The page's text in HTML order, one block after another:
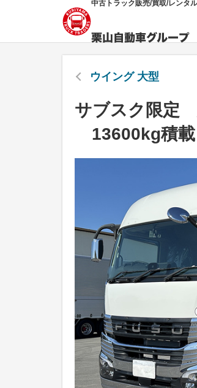
中古トラック販売/買取/レンタル
ウイング 大型
サブスク限定
13600kg積載